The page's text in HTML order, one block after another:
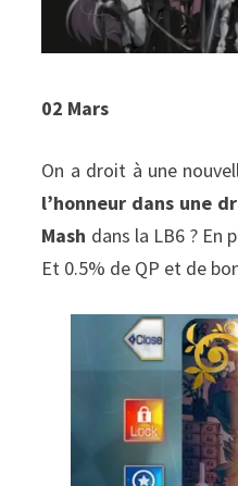
02 Mars
On a droit à une
l’honneur dans une
Mash dans la LB6 ?
Et 0.5% de QP et de